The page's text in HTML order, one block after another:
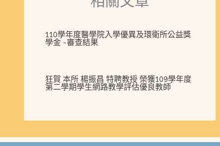
110學年度醫學院入學優異及環衛所公益獎
學金 -審查結果
狂賀 本所 楊振昌 特聘教授 榮獲109學年度
第二學期學生網路教學評估優良教師